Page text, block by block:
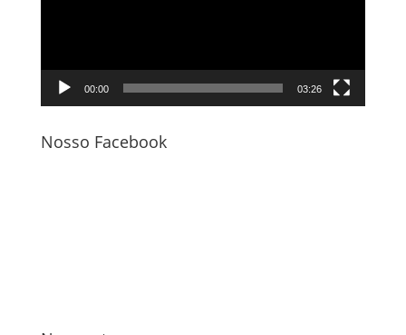
00:00 03:26
Nosso Facebook